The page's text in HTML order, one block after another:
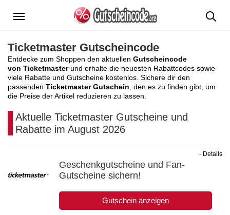
Menü
Ticketmaster Gutscheincode
Entdecke zum Shoppen den aktuellen Gutscheincode
von Ticketmasterund erhalte die neuesten Rabattcodes sowie
viele Rabatte und Gutscheine kostenlos. Sichere dir den
passenden Ticketmaster Gutschein , den es zu finden gibt, um
die Preise der Artikel reduzieren zu lassen.
Aktuelle Ticketmaster Gutscheine und
Rabatte im August 2026
Geschenkgutscheine und Fan-
Gutscheine sichern!
Gutschein anzeigen
- Details